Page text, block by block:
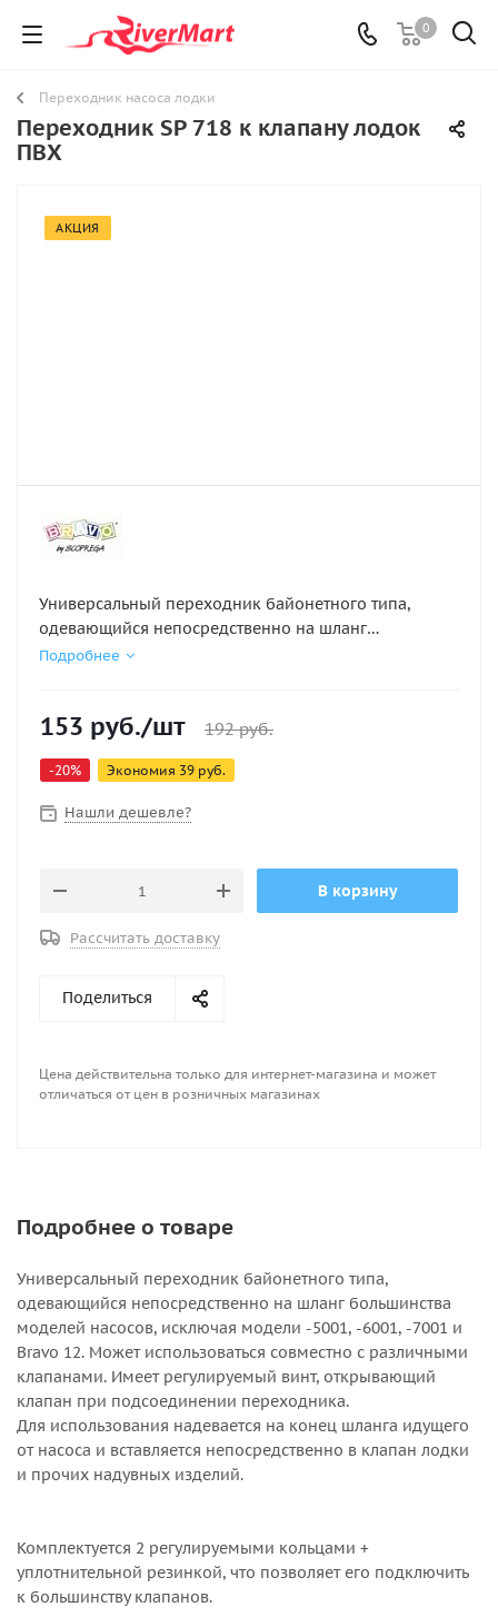
0
Переходник насоса лодки
Переходник SP 718 к клапану лодок
ПВХ
АКЦИЯ
Универсальный переходник байонетного типа,
одевающийся непосредственно на шланг
большинства моделей насосов, исключая модели
регулируемый винт, открывающий клапан при
Подробнее
153 руб./шт 192руб.
-20% Экономия 39 руб.
Нашли дешевле?
В корзину
Рассчитать доставку
Поделиться
Цена действительна только для интернет-магазина и может
отличаться от цен в розничных магазинах
Подробнее о товаре
Универсальный переходник байонетного типа,
одевающийся непосредственно на шланг большинства
моделей насосов, исключая модели -5001, -6001, -7001 и
Bravo 12. Может использоваться совместно с различными
клапанами. Имеет регулируемый винт, открывающий
клапан при подсоединении переходника.
Для использования надевается на конец шланга идущего
от насоса и вставляется непосредственно в клапан лодки
и прочих надувных изделий.
Комплектуется 2 регулируемыми кольцами +
уплотнительной резинкой, что позволяет его подключить
к большинству клапанов.